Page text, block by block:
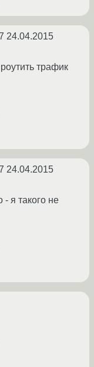
24.04.2015
трафик
24.04.2015
- я такого не